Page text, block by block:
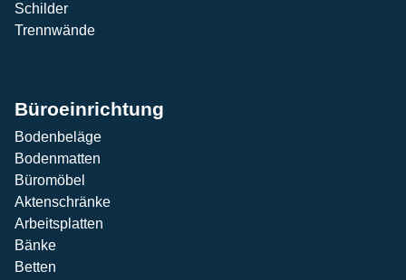
Schilder
Trennwände
Büroeinrichtung
Bodenbeläge
Bodenmatten
Büromöbel
Aktenschränke
Arbeitsplatten
Bänke
Betten